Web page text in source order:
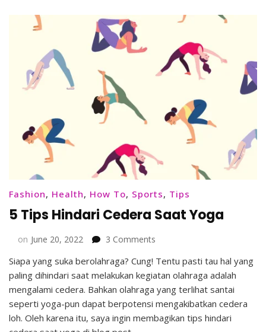
Inspirasi
Fashion
Fashion, Health, How To, Sports, Tips
5 Tips Hindari Cedera Saat Yoga
on June 20, 2022 3 Comments
Tips
Hindari
Cedera
Saat
Yoga
Siapa yang suka berolahraga? Cung! Tentu pasti tau hal yang
paling dihindari saat melakukan kegiatan olahraga adalah
mengalami cedera. Bahkan olahraga yang terlihat santai
seperti yoga-pun dapat berpotensi mengakibatkan cedera
loh. Oleh karena itu, saya ingin membagikan tips hindari